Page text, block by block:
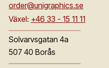
order@unigraphics.se
Växel: +46 33 - 15 11 11
Solvarvsgatan 4a
507 40 Borås